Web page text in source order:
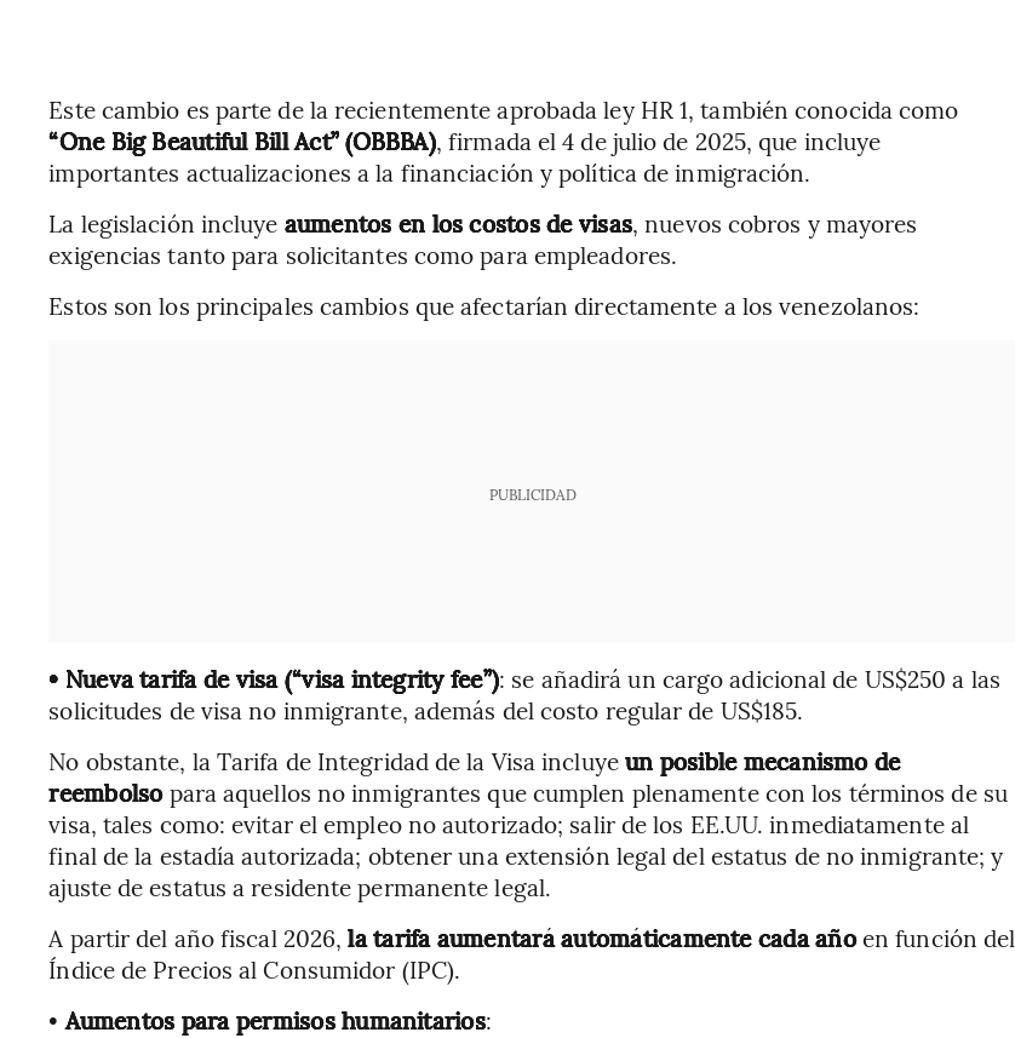
Este cambio es parte de la recientemente aprobada ley HR 1, también conocida como
“One Big Beautiful Bill Act” (OBBBA), firmada el 4 de julio de 2025, que incluye
importantes actualizaciones a la financiación y política de inmigración.
La legislación incluye aumentos en los costos de visas, nuevos cobros y mayores
exigencias tanto para solicitantes como para empleadores.
Estos son los principales cambios que afectarían directamente a los venezolanos:
PUBLICIDAD
• Nueva tarifa de visa (“visa integrity fee”): se añadirá un cargo adicional de US$250 a las
solicitudes de visa no inmigrante, además del costo regular de US$185.
No obstante, la Tarifa de Integridad de la Visa incluyeun posible mecanismo de
reembolsopara aquellos no inmigrantes que cumplen plenamente con los términos de su
visa, tales como: evitar el empleo no autorizado; salir de los EE.UU. inmediatamente al
final de la estadía autorizada; obtener una extensión legal del estatus de no inmigrante; y
ajuste de estatus a residente permanente legal.
A partir del año fiscal 2026,la tarifa aumentará automáticamente cada añoen función del
Índice de Precios al Consumidor (IPC).
•Aumentos para permisos humanitarios: